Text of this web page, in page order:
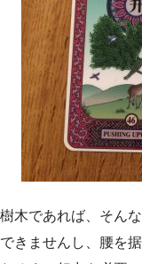
樹木であれば、そん
できませんし、腰を